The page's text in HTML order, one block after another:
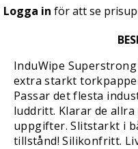
Logga in för att se
InduWipe
extra starkt
Passar det flesta
luddritt. Klarar de allra
uppgifter. Slitstarkt i
tillstånd! Silikonfritt.